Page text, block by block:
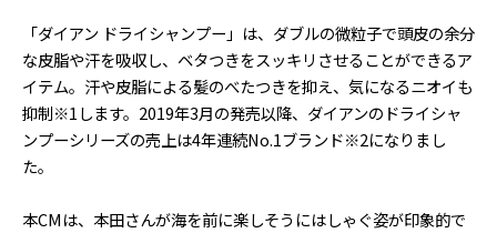
「ダイアン ドライシャンプー」は、ダブルの微粒子で頭皮の余分
な皮脂や汗を吸収し、ベタつきをスッキリさせることができるア
イテム。汗や皮脂による髪のべたつきを抑え、気になるニオイも
抑制※1します。2019年3月の発売以降、ダイアンのドライシャ
ンプーシリーズの売上は4年連続No.1ブランド※2になりまし
た。
本CMは、本田さんが海を前に楽しそうにはしゃぐ姿が印象的で